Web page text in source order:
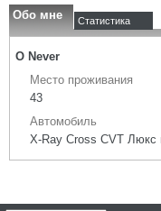
Обо мне Статистика
О Never
Место проживания
43
Автомобиль
X-Ray Cross CVT Люкс